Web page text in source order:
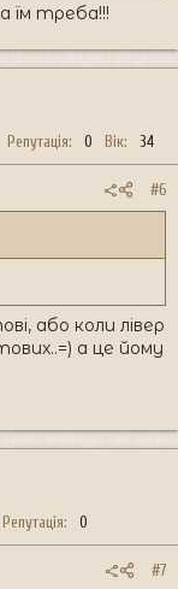
їм треба!!!
Репутація 0 Вік 34
#6
або коли лівер
а це йому
Репутація 0
#7